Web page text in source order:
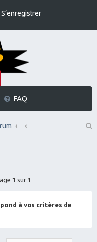
S’enregistrer
FAQ
1 sur 1
à vos critères de